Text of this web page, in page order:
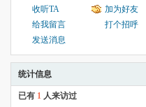
收听TA
加为好友
给我留言
打个招呼
发送消息
统计信息
已有 1 人来访过